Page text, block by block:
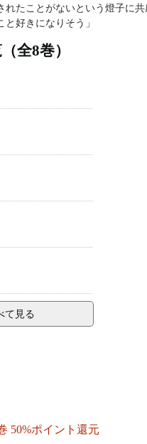
たことがないという燈子に
好きになりそう」
全8巻）
て見る
50%ポイント還元